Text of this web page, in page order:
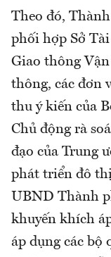
Theo đó,
phối hợp Sở
Giao thông
thông, các đơn
thu ý kiến của
Chủ động rà
đạo của Trung
phát triển đô
UBND Thành
khuyến khích
áp dụng các bộ